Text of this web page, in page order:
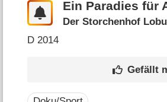
Ein Paradies für
Der Storchenhof
D 2014